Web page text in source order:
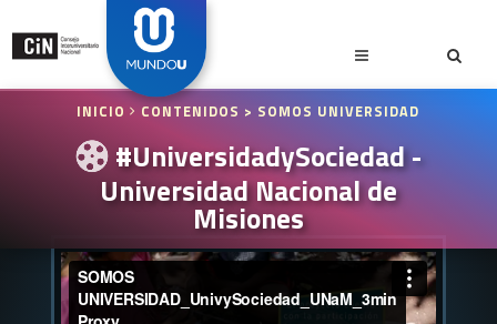
INICIO CONTENIDOS > SOMOS UNIVERSIDAD
#UniversidadySociedad -
Universidad Nacional de
Misiones